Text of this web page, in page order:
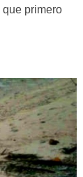
primero